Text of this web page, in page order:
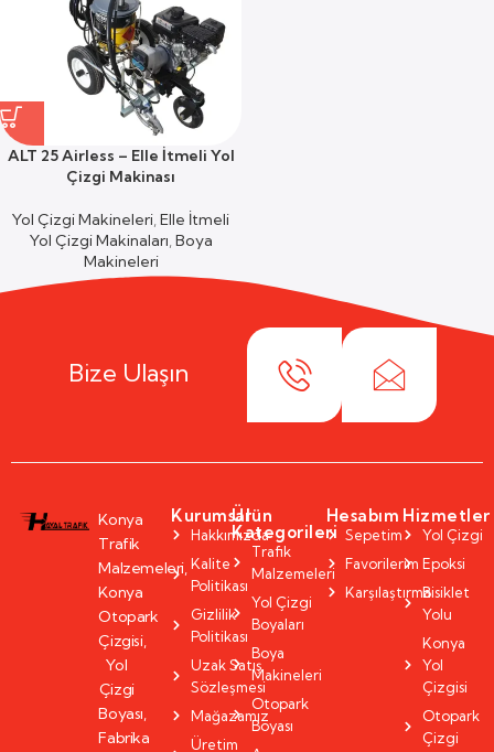
ALT 25 Airless – Elle İtmeli Yol
Çizgi Makinası
Yol Çizgi Makineleri,Elle İtmeli
Yol Çizgi Makinaları,Boya
Makineleri
Bize Ulaşın
Konya
Trafik
Malzemeleri,
Konya
Otopark
Çizgisi,
Yol
Çizgi
Boyası,
Fabrika
Kurumsal
Hakkımızda
Kalite
Politikası
Gizlilik
Politikası
Uzak Satış
Sözleşmesi
Mağazamız
Üretim
Ürün
Kategorileri
Trafik
Malzemeleri
Yol Çizgi
Boyaları
Boya
Makineleri
Otopark
Boyası
Hesabım
Sepetim
Favorilerim
Karşılaştırma
Hizmetler
Yol Çizgi
Epoksi
Bisiklet
Yolu
Konya
Yol
Çizgisi
Otopark
Çizgi